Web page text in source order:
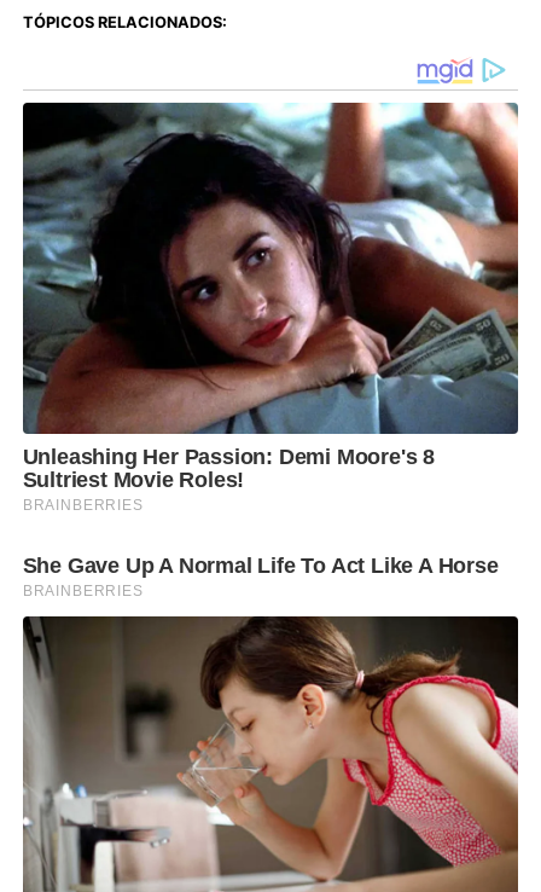
TÓPICOS RELACIONADOS: